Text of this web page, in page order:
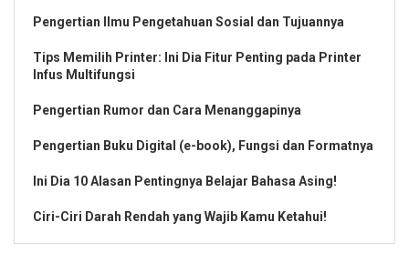
Pengertian Ilmu Pengetahuan Sosial dan Tujuannya
Tips Memilih Printer: Ini Dia Fitur Penting pada Printer
Infus Multifungsi
Pengertian Rumor dan Cara Menanggapinya
Pengertian Buku Digital (e-book), Fungsi dan Formatnya
Ini Dia 10 Alasan Pentingnya Belajar Bahasa Asing!
Ciri-Ciri Darah Rendah yang Wajib Kamu Ketahui!